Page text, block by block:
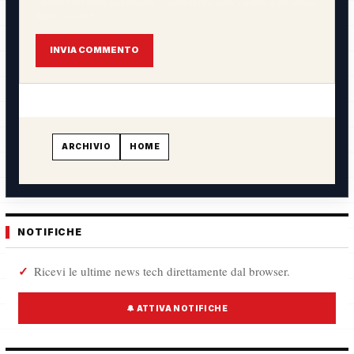
INVIA COMMENTO
ARCHIVIO HOME
NOTIFICHE
Ricevi le ultime news tech direttamente dal browser.
🔔 ATTIVA NOTIFICHE